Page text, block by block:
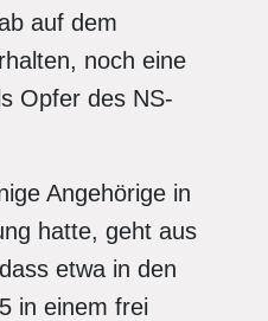
auf dem
noch eine
Opfer des NS-
Angehörige in
hatte, geht aus
etwa in den
in einem frei